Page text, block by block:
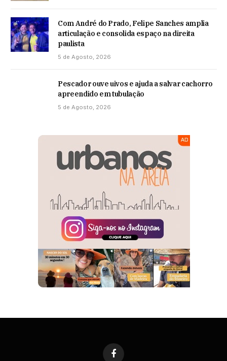
Com André do Prado, Felipe Sanches amplia
articulação e consolida espaço na direita
paulista
5 de Agosto, 2026
Pescador ouve uivos e ajuda a salvar cachorro
apreendido em tubulação
5 de Agosto, 2026
Facebook